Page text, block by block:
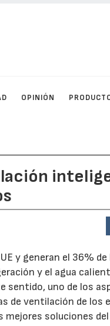
OPINIÓN
y generan el 36%
y el agua
sentido, uno de los
de ventilación de los
soluciones